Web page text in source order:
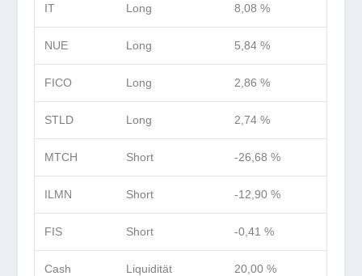
IT Long 8,08 %
NUE Long 5,84 %
FICO Long 2,86 %
STLD Long 2,74 %
MTCH Short -26,68 %
ILMN Short -12,90 %
FIS Short -0,41 %
Cash Liquidität 20,00 %